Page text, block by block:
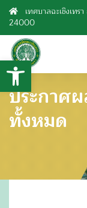
เทศบาลฉะเชิงเทร
24000
ประกาศ
ทั้งหมด
Open toolbar